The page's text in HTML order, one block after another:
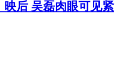
映后 吴磊肉眼可见紧